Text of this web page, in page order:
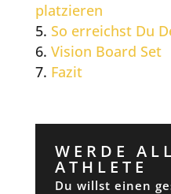
platzieren
So erreichst Du
Vision Board Set
Fazit
WERDE
ATHLETE
Du willst einen